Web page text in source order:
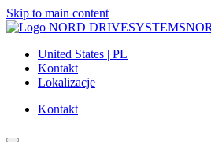
Skip to main content
United States | PL
Kontakt
Lokalizacje
Kontakt